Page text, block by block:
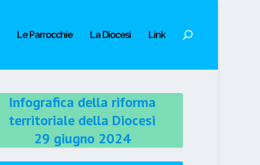
Le Parrocchie La Diocesi Link
Infografica della riforma
territoriale della Diocesi
29 giugno 2024